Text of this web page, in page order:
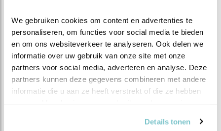
We gebruiken cookies om content en advertenties te
personaliseren, om functies voor social media te bieden
en om ons websiteverkeer te analyseren. Ook delen we
informatie over uw gebruik van onze site met onze
partners voor social media, adverteren en analyse. Deze
partners kunnen deze gegevens combineren met andere
informatie die u aan ze heeft verstrekt of die ze hebben
Details tonen
Nederlandse vogel: de ooievaar. STORK is een
vrijwilligersorganisatie, die zich belangeloos inzet
voor de ooievaars in Nederland. In de jaren zestig
waren de ooievaar in Nederland vrijwel
uitgestorven, door het gebruik van zware
pesticiden zoals DDT. Om de ooievaar te laten
ingezet. Het doel was de terugkeer van de ooievaar